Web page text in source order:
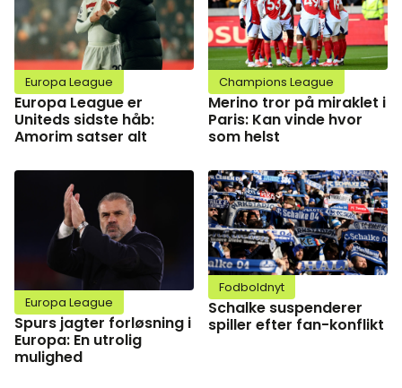
Europa League
Europa League er
Uniteds sidste håb:
Amorim satser alt
Champions League
Merino tror på miraklet i
Paris: Kan vinde hvor
som helst
Europa League
Spurs jagter forløsning i
Europa: En utrolig
mulighed
Fodboldnyt
Schalke suspenderer
spiller efter fan-konflikt